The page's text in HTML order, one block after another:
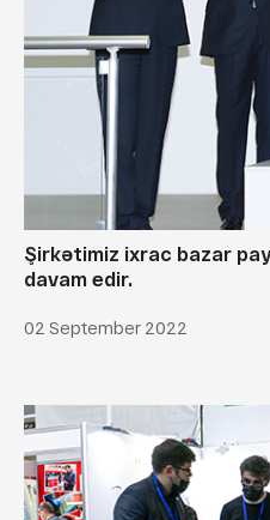
Şirkətimiz ixrac bazar
davam edir.
02 September 2022